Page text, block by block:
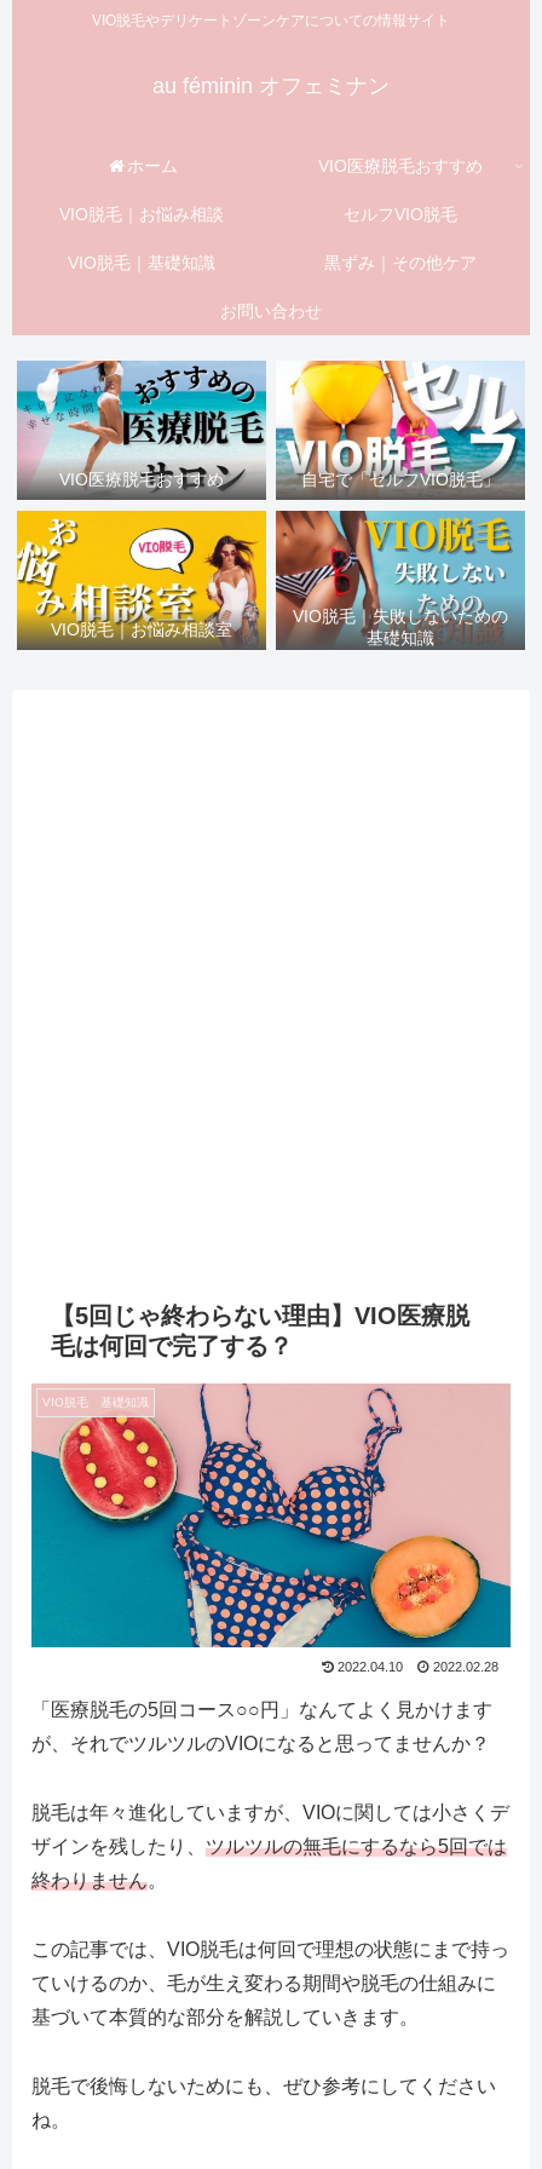
VIO脱毛やデリケートゾーンケアについての情報サイト
au féminin オフェミナン
ホーム VIO医療脱毛おすすめ
VIO脱毛｜お悩み相談 セルフVIO脱毛
VIO脱毛｜基礎知識 黒ずみ｜その他ケア
お問い合わせ
VIO医療脱毛おすすめ 自宅で「セルフVIO脱毛」
VIO脱毛｜お悩み相談室
VIO脱毛｜失敗しないための
基礎知識
【5回じゃ終わらない理由】VIO医療脱
毛は何回で完了する？
VIO脱毛 基礎知識
2022.04.10 2022.02.28
「医療脱毛の5回コース○○円」なんてよく見かけます
が、それでツルツルのVIOになると思ってませんか？
脱毛は年々進化していますが、VIOに関しては小さくデ
ザインを残したり、 ツルツルの無毛にするなら5回では
終わりません。
この記事では、VIO脱毛は何回で理想の状態にまで持っ
ていけるのか、毛が生え変わる期間や脱毛の仕組みに
基づいて本質的な部分を解説していきます。
脱毛で後悔しないためにも、ぜひ参考にしてください
ね。